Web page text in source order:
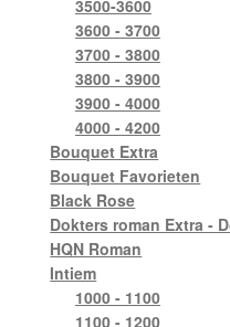
3500-3600
3600 - 3700
3700 - 3800
3800 - 3900
3900 - 4000
4000 - 4200
Bouquet Extra
Bouquet Favorieten
Black Rose
Dokters roman Extra -
HQN Roman
Intiem
1000 - 1100
1100 - 1200